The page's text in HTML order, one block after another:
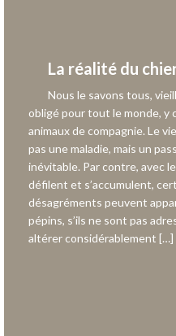
La réalité du
Nous le savons tous,
obligé pour tout le monde, y
animaux de compagnie. Le
pas une maladie, mais un
inévitable. Par contre, avec
défilent et s’accumulent,
désagréments peuvent
pépins, s’ils ne sont pas
altérer considérablement […]